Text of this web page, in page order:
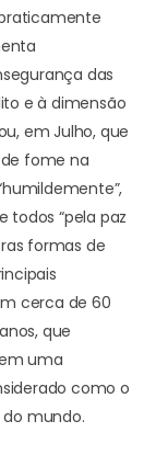
das
e à dimensão
em Julho, que
fome na
todos “pela paz
formas de
cerca de 60
que
uma
como o
mundo.